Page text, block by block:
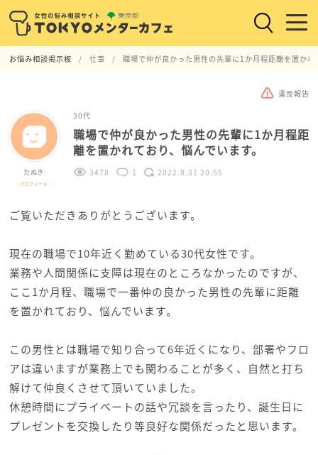
お悩み相談掲示板 仕事 職場で仲が良かった男性の先輩に1か月程距離を置かれ
違反報告
たぬき
プロフィール
30代
職場で仲が良かった男性の先輩に1か月程距
離を置かれており、悩んでいます。
3478 1 2022.8.31 20:55
ご覧いただきありがとうございます。
現在の職場で10年近く勤めている30代女性です。
業務や人間関係に支障は現在のところなかったのですが、
ここ1か月程、職場で一番仲の良かった男性の先輩に距離
を置かれており、悩んでいます。
この男性とは職場で知り合って6年近くになり、部署やフロ
アは違いますが業務上でも関わることが多く、自然と打ち
解けて仲良くさせて頂いていました。
休憩時間にプライベートの話や冗談を言ったり、誕生日に
プレゼントを交換したり等良好な関係だったと思います。